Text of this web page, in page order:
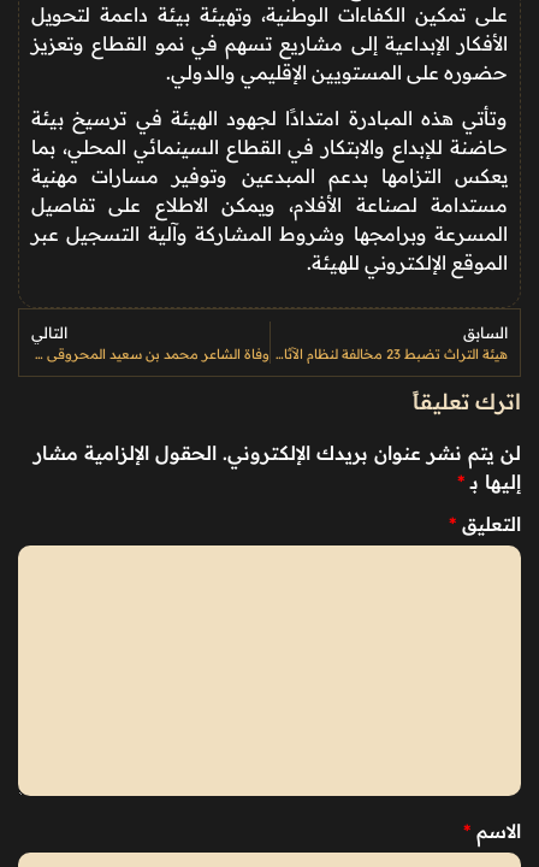
على تمكين الكفاءات الوطنية، وتهيئة بيئة داعمة لتحويل
الأفكار الإبداعية إلى مشاريع تسهم في نمو القطاع وتعزيز
حضوره على المستويين الإقليمي والدولي.
وتأتي هذه المبادرة امتدادًا لجهود الهيئة في ترسيخ بيئة
حاضنة للإبداع والابتكار في القطاع السينمائي المحلي، بما
يعكس التزامها بدعم المبدعين وتوفير مسارات مهنية
مستدامة لصناعة الأفلام، ويمكن الاطلاع على تفاصيل
المسرعة وبرامجها وشروط المشاركة وآلية التسجيل عبر
الموقع الإلكتروني للهيئة.
السابق
هيئة التراث تضبط 23 مخالفة لنظام الآثار خلال ديسمبر 2025 وتعزّز إجراءاتها الرقابية
التالي
وفاة الشاعر محمد بن سعيد المحروقي ونجله في حادث مروري
اترك تعليقاً
لن يتم نشر عنوان بريدك الإلكتروني. الحقول الإلزامية مشار
إليها بـ *
التعليق *
الاسم *